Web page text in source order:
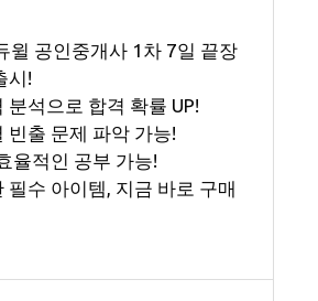
윌 공인중개사 1차 7일 끝장
시!
분석으로 합격 확률 UP!
빈출 문제 파악 가능!
율적인 공부 가능!
필수 아이템, 지금 바로 구매